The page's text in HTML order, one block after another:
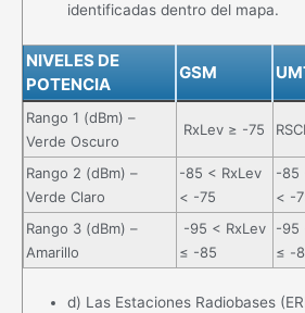
identificadas dentro del mapa.
NIVELES DE
POTENCIA
GSM
Rango 1 (dBm) –
Verde Oscuro
RxLev ≥ -75
Rango 2 (dBm) –
Verde Claro
-85 < RxLev
< -75
-85
< -
Rango 3 (dBm) –
Amarillo
-95 < RxLev
≤ -85
-95
≤ -
d) Las Estaciones Radiobases